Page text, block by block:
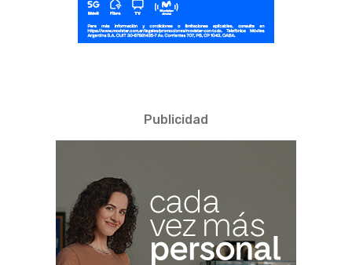
Publicidad